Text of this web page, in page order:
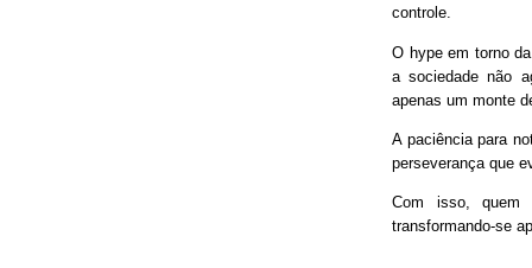
controle.
O hype em torno
a sociedade não
apenas um monte
A paciência para
perseverança que
Com isso, quem
transformando-se